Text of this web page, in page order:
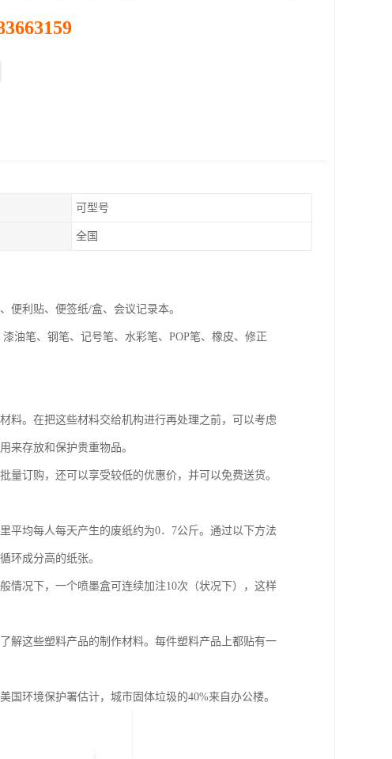
可型号
全国
便利贴、便签纸/盒、会议记录本。
油笔、钢笔、记号笔、水彩笔、POP笔、橡皮、修正
料。在把这些材料交给机构进行再处理之前，可以考虑
来存放和保护贵重物品。
订购，还可以享受较低的优惠价，并可以免费送货。
平均每人每天产生的废纸约为0．7公斤。通过以下方法
环成分高的纸张。
情况下，一个喷墨盒可连续加注10次（状况下），这样
解这些塑料产品的制作材料。每件塑料产品上都贴有一
环境保护署估计，城市固体垃圾的40%来自办公楼。